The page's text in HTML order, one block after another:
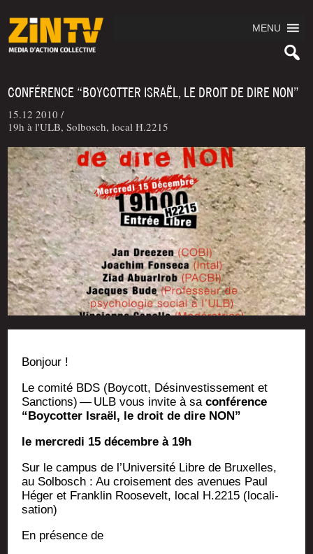
MENU
CONFÉRENCE “BOYCOTTER ISRAËL, LE DROIT DE DIRE NON”
15.12 2010 /
19h à l'ULB, Solbosch, local H.2215
Bonjour !
Le comi­té BDS (Boy­cott, Dés­in­ves­tis­se­ment et
Sanc­tions) — ULB vous invite à saconfé­rence
“Boy­cot­ter Israël, le droit de dire NON”
le mer­cre­di 15 décembre à 19h
Sur le cam­pus de l’U­ni­ver­si­té Libre de Bruxelles,
au Sol­bosch : Au croi­se­ment des ave­nues Paul
Héger et Frank­lin Roo­se­velt, local H.2215 (loca­li­
sa­tion)
En pré­sence de